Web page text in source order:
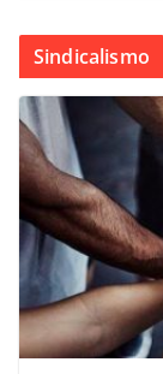
Sindicalismo